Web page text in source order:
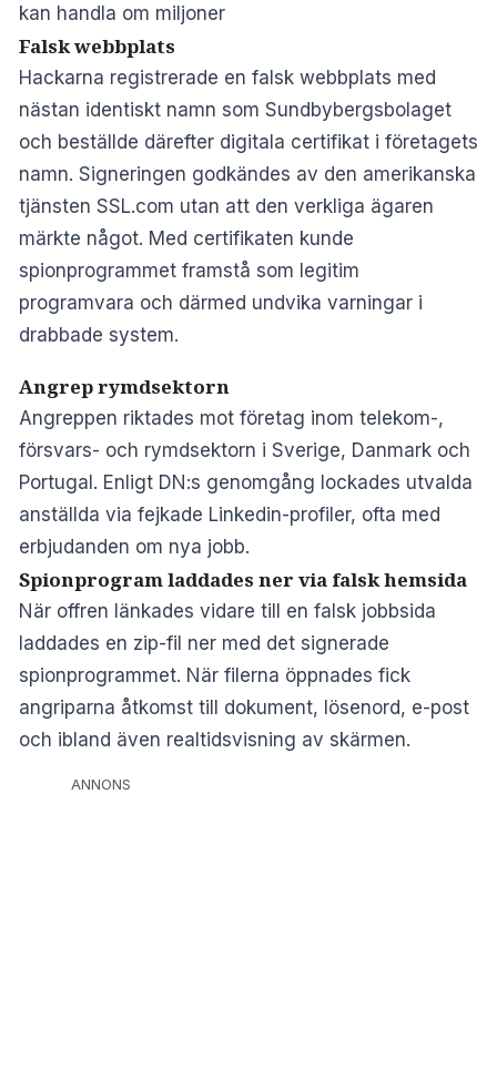
kan handla om miljoner
Falsk webbplats
Hackarna registrerade en falsk webbplats med
nästan identiskt namn som Sundbybergsbolaget
och beställde därefter digitala certifikat i företagets
namn. Signeringen godkändes av den amerikanska
tjänsten SSL.com utan att den verkliga ägaren
märkte något. Med certifikaten kunde
spionprogrammet framstå som legitim
programvara och därmed undvika varningar i
drabbade system.
Angrep rymdsektorn
Angreppen riktades mot företag inom telekom-,
försvars- och rymdsektorn i Sverige, Danmark och
Portugal. Enligt DN:s genomgång lockades utvalda
anställda via fejkade Linkedin-profiler, ofta med
erbjudanden om nya jobb.
Spionprogram laddades ner via falsk hemsida
När offren länkades vidare till en falsk jobbsida
laddades en zip-fil ner med det signerade
spionprogrammet. När filerna öppnades fick
angriparna åtkomst till dokument, lösenord, e-post
och ibland även realtidsvisning av skärmen.
ANNONS